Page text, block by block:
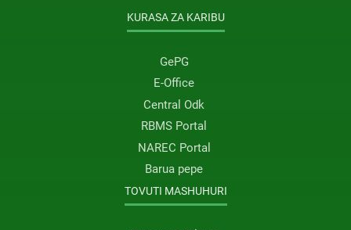
KURASA ZA KARIBU
GePG
E-Office
Central Odk
RBMS Portal
NAREC Portal
Barua pepe
TOVUTI MASHUHURI